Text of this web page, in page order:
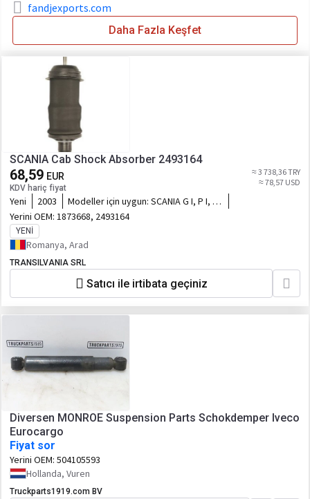
fandjexports.com
Daha Fazla Keşfet
SCANIA Cab Shock Absorber 2493164
68,59 EUR
KDV hariç fiyat
≈ 3 738,36 TRY
≈ 78,57 USD
Yeni 2003 Modeller için uygun: SCANIA G I, P I, R
I, T 01.03-05.19
Yerini OEM: 1873668, 2493164
YENI
Romanya, Arad
TRANSILVANIA SRL
Satıcı ile irtibata geçiniz
Diversen MONROE Suspension Parts Schokdemper Iveco
Eurocargo
Fiyat sor
Yerini OEM: 504105593
Hollanda, Vuren
Truckparts1919.com BV